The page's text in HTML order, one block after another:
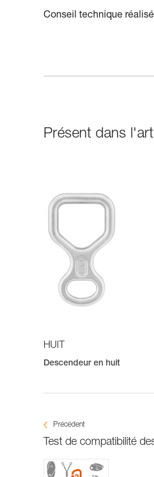
Conseil technique
Présent dans
HUIT
Descendeur en huit
Précédent
Test de compatibilité